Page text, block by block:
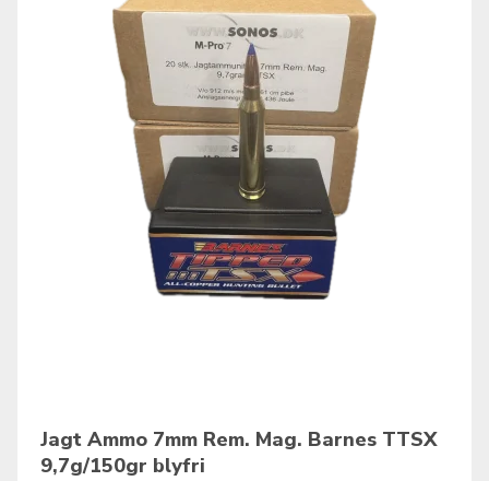
Jagt Ammo 7mm Rem. Mag. Barnes TTSX
9,7g/150gr blyfri